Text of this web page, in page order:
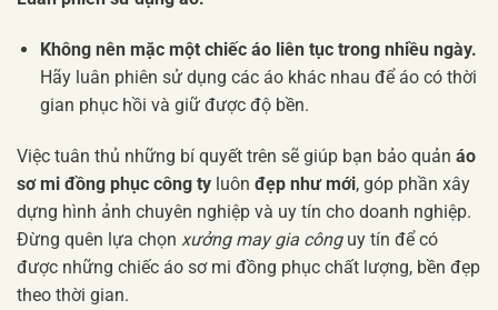
Không nên mặc một chiếc áo liên tục trong nhiều ngày.
Hãy luân phiên sử dụng các áo khác nhau để áo có thời
gian phục hồi và giữ được độ bền.
Việc tuân thủ những bí quyết trên sẽ giúp bạn bảo quản áo
sơ mi đồng phục công ty luôn đẹp như mới, góp phần xây
dựng hình ảnh chuyên nghiệp và uy tín cho doanh nghiệp.
Đừng quên lựa chọn xưởng may gia cônguy tín để có
được những chiếc áo sơ mi đồng phục chất lượng, bền đẹp
theo thời gian.